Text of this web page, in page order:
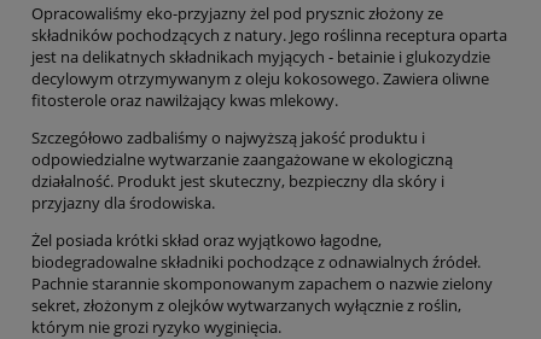
Opracowaliśmy eko-przyjazny żel pod prysznic złożony ze
składników pochodzących z natury. Jego roślinna receptura oparta
jest na delikatnych składnikach myjących - betainie i glukozydzie
decylowym otrzymywanym z oleju kokosowego. Zawiera oliwne
fitosterole oraz nawilżający kwas mlekowy.
Szczegółowo zadbaliśmy o najwyższą jakość produktu i
odpowiedzialne wytwarzanie zaangażowane w ekologiczną
działalność. Produkt jest skuteczny, bezpieczny dla skóry i
przyjazny dla środowiska.
Żel posiada krótki skład oraz wyjątkowo łagodne,
biodegradowalne składniki pochodzące z odnawialnych źródeł.
Pachnie starannie skomponowanym zapachem o nazwie zielony
sekret, złożonym z olejków wytwarzanych wyłącznie z roślin,
którym nie grozi ryzyko wyginięcia.